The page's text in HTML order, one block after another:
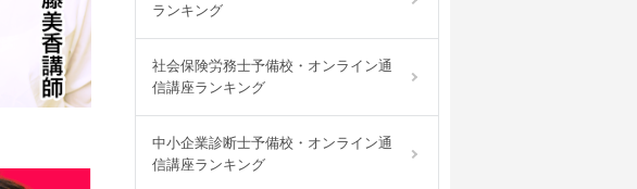
ランキング
社会保険労務士予備校・オンライン通
信講座ランキング
中小企業診断士予備校・オンライン通
信講座ランキング